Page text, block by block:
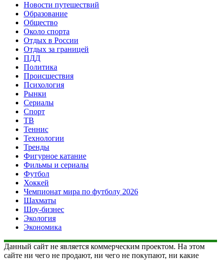
Новости путешествий
Образование
Общество
Около спорта
Отдых в России
Отдых за границей
ПДД
Политика
Происшествия
Психология
Рынки
Сериалы
Спорт
ТВ
Теннис
Технологии
Тренды
Фигурное катание
Фильмы и сериалы
Футбол
Хоккей
Чемпионат мира по футболу 2026
Шахматы
Шоу-бизнес
Экология
Экономика
Данный сайт не является коммерческим проектом. На этом
сайте ни чего не продают, ни чего не покупают, ни какие